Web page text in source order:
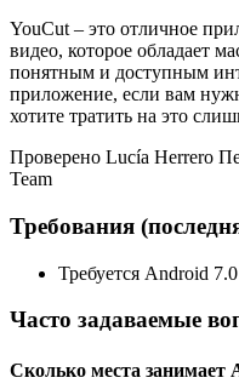
YouCut – это отличное
видео, которое обладает
понятным и доступным
приложение, если вам
хотите тратить на это
Проверено Lucía Herrero
Team
Требования
Требуется Android
Часто задаваемые
Сколько места занимает